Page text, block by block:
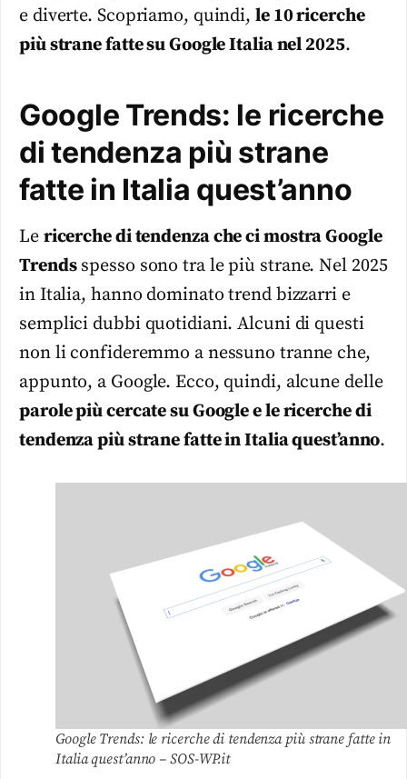
e diverte. Scopriamo, quindi, le 10 ricerche
più strane fatte su Google Italia nel 2025.
Google Trends: le ricerche
di tendenza più strane
fatte in Italia quest’anno
Le ricerche di tendenza che ci mostra Google
Trendsspesso sono tra le più strane. Nel 2025
in Italia, hanno dominato trend bizzarri e
semplici dubbi quotidiani. Alcuni di questi
non li confideremmo a nessuno tranne che,
appunto, a Google. Ecco, quindi, alcune delle
parole più cercate su Google e le ricerche di
tendenza più strane fatte in Italia quest’anno.
Google Trends: le ricerche di tendenza più strane fatte in
Italia quest’anno – SOS-WP.it